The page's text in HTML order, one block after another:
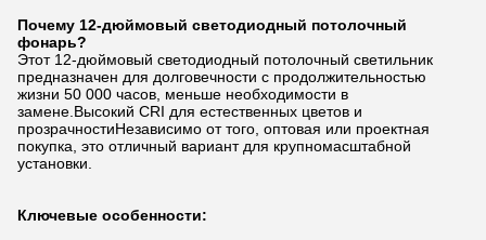
Почему 12-дюймовый светодиодный потолочный
фонарь?
Этот 12-дюймовый светодиодный потолочный светильник
предназначен для долговечности с продолжительностью
жизни 50 000 часов, меньше необходимости в
замене.Высокий CRI для естественных цветов и
прозрачностиНезависимо от того, оптовая или проектная
покупка, это отличный вариант для крупномасштабной
установки.
Ключевые особенности: